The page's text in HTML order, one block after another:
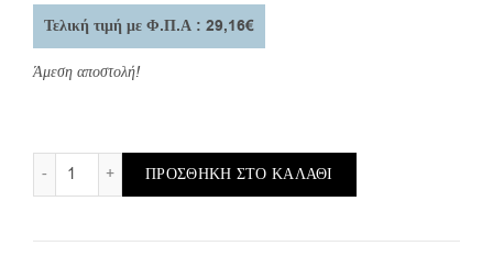
Τελική τιμή με Φ.Π.Α : 29,16€
Άμεση αποστολή!
D-33TPL/b/200X175X31,5 (1τμ.) ποσότητα
ΠΡΟΣΘΉΚΗ ΣΤΟ ΚΑΛΆΘΙ